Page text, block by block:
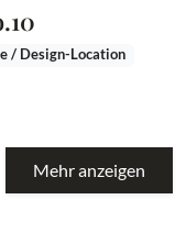
/ Design-Location
Mehr anzeigen